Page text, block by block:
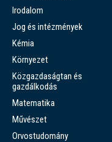
Irodalom
Jog és intézmények
Kémia
Környezet
Közgazdaságtan és
gazdálkodás
Matematika
Művészet
Orvostudomány